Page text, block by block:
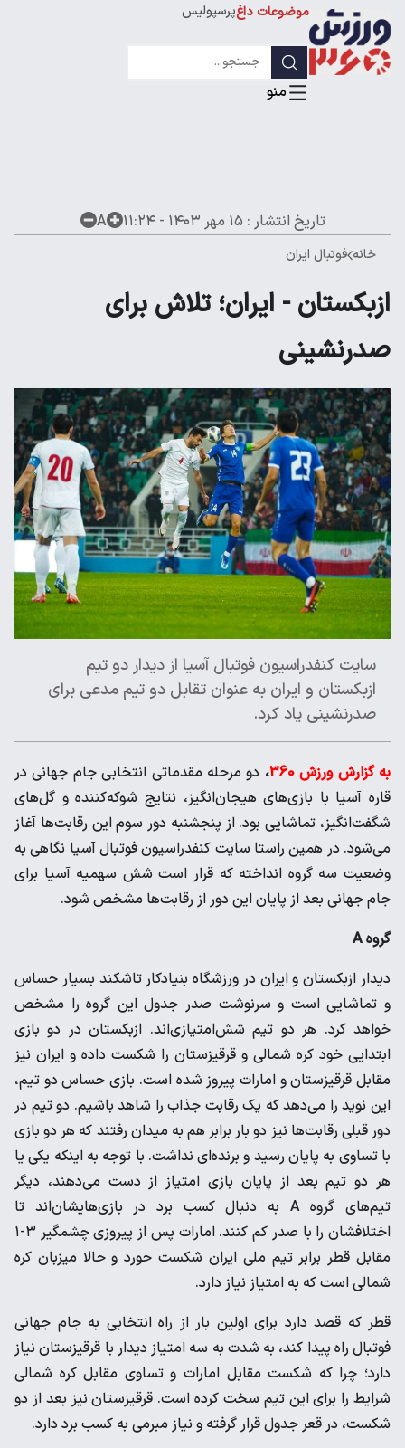
موضوعات داغپرسپولیس
لیگ قهرمانان
تاریخ انتشار : ۱۵ مهر ۱۴۰۳ - ۱۱:۲۴ A
خانه فوتبال ایران
ازبکستان - ایران؛ تلاش برای
صدرنشینی
سایت کنفدراسیون فوتبال آسیا از دیدار دو تیم
ازبکستان و ایران به عنوان تقابل دو تیم مدعی برای
صدرنشینی یاد کرد.
به گزارش ورزش 360 ، دو مرحله مقدماتی انتخابی جام جهانی در
قاره آسیا با بازی‌های هیجان‌انگیز، نتایج شوکه‌کننده و گل‌های
شگفت‌انگیز، تماشایی بود. از پنجشنبه دور سوم این رقابت‌ها آغاز
می‌شود. در همین راستا سایت کنفدراسیون فوتبال آسیا نگاهی به
وضعیت سه گروه انداخته که قرار است شش سهمیه آسیا برای
جام جهانی بعد از پایان این دور از رقابت‌ها مشخص شود.
گروه A
دیدار ازبکستان و ایران در ورزشگاه بنیادکار تاشکند بسیار حساس
و تماشایی است و سرنوشت صدر جدول این گروه را مشخص
خواهد کرد. هر دو تیم شش‌امتیازی‌اند. ازبکستان در دو بازی
ابتدایی خود کره شمالی و قرقیزستان را شکست داده و ایران نیز
مقابل قرقیزستان و امارات پیروز شده است. بازی حساس دو تیم،
این نوید را می‌دهد که یک رقابت جذاب را شاهد باشیم. دو تیم در
دور قبلی رقابت‌ها نیز دو بار برابر هم به میدان رفتند که هر دو بازی
با تساوی به پایان رسید و برنده‌ای نداشت. با توجه به اینکه یکی یا
هر دو تیم بعد از پایان بازی امتیاز از دست می‌دهند، دیگر
تیم‌های گروه A به دنبال کسب برد در بازی‌هایشان‌اند تا
اختلافشان را با صدر کم کنند. امارات پس از پیروزی چشمگیر ۳-۱
مقابل قطر برابر تیم ملی ایران شکست خورد و حالا میزبان کره
شمالی است که به امتیاز نیاز دارد.
قطر که قصد دارد برای اولین بار از راه انتخابی به جام جهانی
فوتبال راه پیدا کند، به شدت به سه امتیاز دیدار با قرقیزستان نیاز
دارد؛ چرا که شکست مقابل امارات و تساوی مقابل کره شمالی
شرایط را برای این تیم سخت کرده است. قرقیزستان نیز بعد از دو
شکست، در قعر جدول قرار گرفته و نیاز مبرمی به کسب برد دارد.